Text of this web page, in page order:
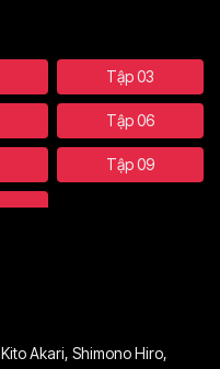
Tập 03
Tập 06
Tập 09
Kito Akari, Shimono Hiro,